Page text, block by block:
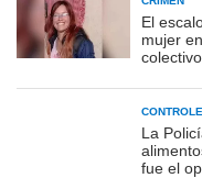
El
mujer
La
fue el